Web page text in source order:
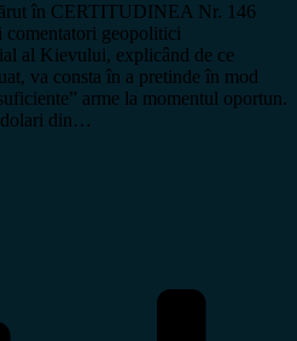
în CERTITUDINEA Nr. 146
comentatori geopolitici
al Kievului, explicând de ce
va consta în a pretinde în mod
arme la momentul oportun.
dolari din…